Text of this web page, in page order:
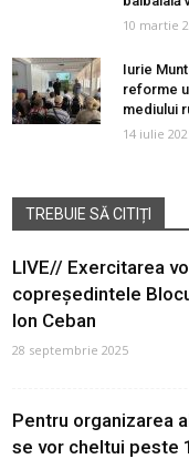
10 martie
Iurie
reforme
mediului
14 iulie
TREBUIE SĂ CITIȚI
LIVE// Exercitarea
copreședintele
Ion Ceban
28 septembrie 2025
Pentru organizarea
se vor cheltui peste